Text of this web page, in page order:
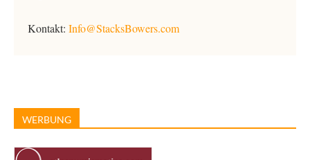
Kontakt: Info@StacksBowers.com
WERBUNG